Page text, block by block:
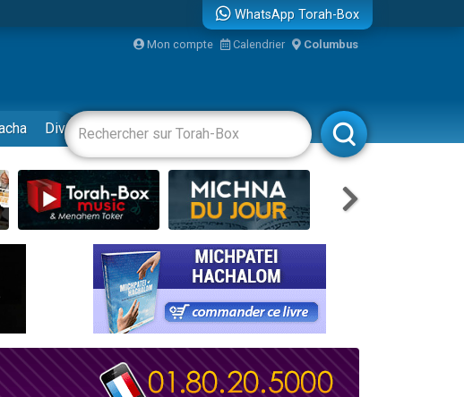
de violences...
WhatsApp Torah-Box
Mon compte Calendrier Columbus
Divertissements Livres Rabbanim